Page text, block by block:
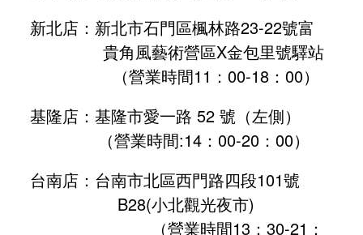
新北店：新北市石門區楓林路23-22號富
貴角風藝術營區X金包里號驛站
（營業時間11：00-18：00）
基隆店：基隆市愛一路 52 號（左側）
（營業時間:14：00-20：00）
台南店：台南市北區西門路四段101號
B28(小北觀光夜市)
（營業時間13：30-21：